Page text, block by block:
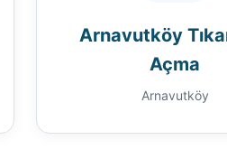
Arnavutköy
Açma
Arnavutköy